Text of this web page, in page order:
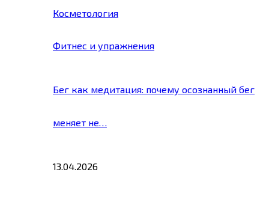
Косметология
Фитнес и упражнения
Бег как медитация: почему осознанный бег
меняет не…
13.04.2026